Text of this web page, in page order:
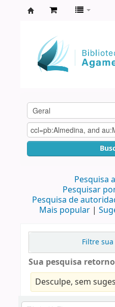
Agamenon
Magalhães
Pesquisa
Pesquisar
Pesquisa de
Mais popular
Filtre
Sua pesquisa
Desculpe, sem